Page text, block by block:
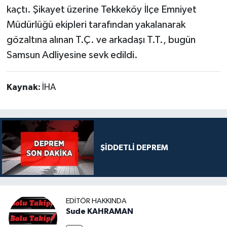
kaçtı. Şikayet üzerine Tekkeköy İlçe Emniyet
Müdürlüğü ekipleri tarafından yakalanarak
gözaltına alınan T.Ç. ve arkadaşı T.T., bugün
Samsun Adliyesine sevk edildi.
Kaynak: İHA
ŞİDDETLİ DEPREM
EDITÖR HAKKINDA
Sude KAHRAMAN